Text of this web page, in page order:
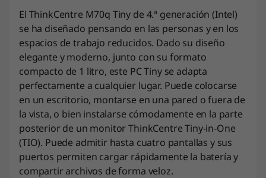
El ThinkCentre M70q Tiny de 4.ª generación (Intel)
se ha diseñado pensando en las personas y en los
espacios de trabajo reducidos. Dado su diseño
elegante y moderno, junto con su formato
compacto de 1 litro, este PC Tiny se adapta
perfectamente a cualquier lugar. Puede colocarse
en un escritorio, montarse en una pared o fuera de
la vista, o bien instalarse cómodamente en la parte
posterior de un monitor ThinkCentre Tiny-in-One
(TIO). Puede admitir hasta cuatro pantallas y sus
puertos permiten cargar rápidamente la batería y
compartir archivos de forma veloz.